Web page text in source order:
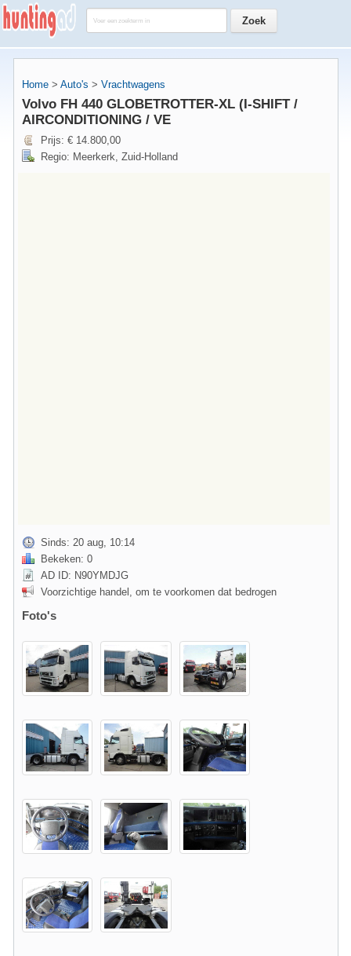
Home > Auto's > Vrachtwagens
Volvo FH 440 GLOBETROTTER-XL (I-SHIFT /
AIRCONDITIONING / VE
Prijs: € 14.800,00
Regio: Meerkerk, Zuid-Holland
Sinds: 20 aug, 10:14
Bekeken: 0
AD ID: N90YMDJG
Voorzichtige handel, om te voorkomen dat bedrogen
Foto's